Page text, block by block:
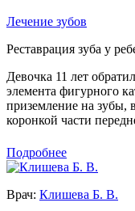
Лечение зубов
Реставрация зуба у
Девочка 11 лет
элемента фигурного
приземление на зубы,
коронкой части
Подробнее
Врач: Клишева Б. В.